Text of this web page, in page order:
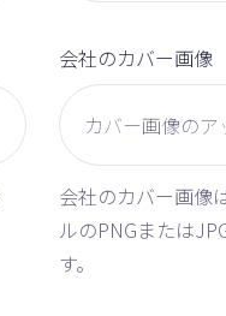
会社のカバー画像
会社のカバー画像
ルのPNGまたは
す。